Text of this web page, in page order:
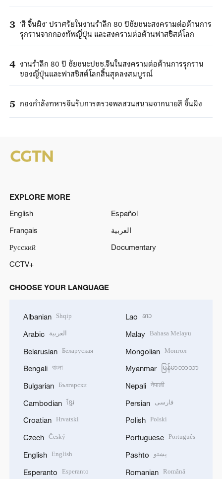
3 ‘สี จิ้นผิง’ ปราศรัยในงานรำลึก 80 ปีชัยชนะสงครามต่อต้านการ
รุกรานจากกองทัพญี่ปุ่น และสงครามต่อต้านฟาสซิสต์โลก
4 งานรำลึก 80 ปี ชัยชนะปชช.จีนในสงครามต่อต้านการรุกราน
ของญี่ปุ่นและฟาสซิสต์โลกสิ้นสุดลงสมบูรณ์
5 กองกำลังทหารจีนรับการตรวจพลสวนสนามจากนายสี จิ้นผิง
EXPLORE MORE
English
Español
Français
العربية
Русский
Documentary
CCTV+
CHOOSE YOUR LANGUAGE
Albanian Shqip
Arabic العربية
Belarusian Беларуская
Bengali বাংলা
Bulgarian Български
Cambodian ខ្មែរ
Croatian Hrvatski
Czech Český
English English
Esperanto Esperanto
Lao ລາວ
Malay Bahasa Melayu
Mongolian Монгол
Myanmar မြန်မာဘာသာ
Nepali नेपाली
Persian فارسی
Polish Polski
Portuguese Português
Pashto پښتو
Romanian Română